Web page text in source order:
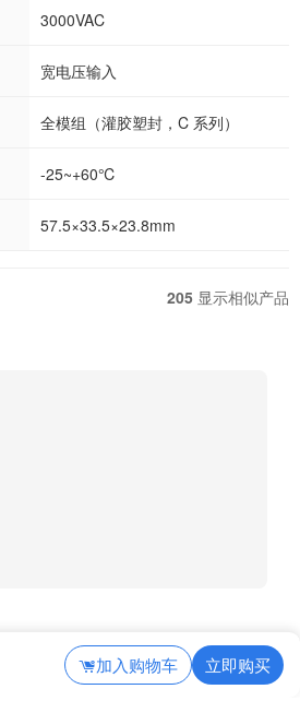
3000VAC
宽电压输入
全模组（灌胶塑封，C 系列）
-25~+60℃
57.5×33.5×23.8mm
205 显示相似产品
加入购物车 立即购买